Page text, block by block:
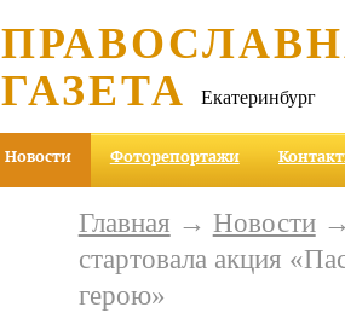
ГАЗЕТА Екатеринбург
Новости Фоторепортажи
Главная → Новости→
стартовала акция
герою»